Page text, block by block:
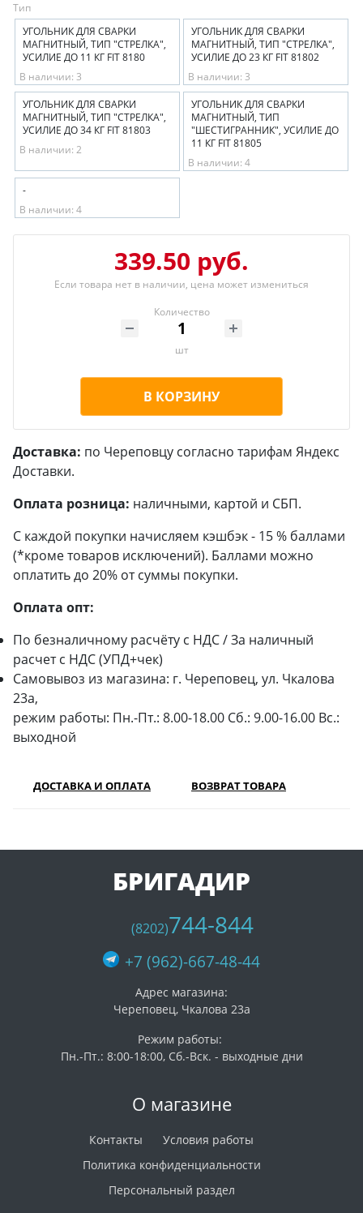
Тип
УГОЛЬНИК ДЛЯ СВАРКИ
МАГНИТНЫЙ, ТИП "СТРЕЛКА",
УСИЛИЕ ДО 11 КГ FIT 8180
В наличии: 3
УГОЛЬНИК ДЛЯ СВАРКИ
МАГНИТНЫЙ, ТИП "СТРЕЛКА",
УСИЛИЕ ДО 23 КГ FIT 81802
В наличии: 3
УГОЛЬНИК ДЛЯ СВАРКИ
МАГНИТНЫЙ, ТИП "СТРЕЛКА",
УСИЛИЕ ДО 34 КГ FIT 81803
В наличии: 2
УГОЛЬНИК ДЛЯ СВАРКИ
МАГНИТНЫЙ, ТИП
"ШЕСТИГРАННИК", УСИЛИЕ ДО
11 КГ FIT 81805
В наличии: 4
-
В наличии: 4
339.50 руб.
Если товара нет в наличии, цена может измениться
Количество
шт
В КОРЗИНУ
Доставка: по Череповцу согласно тарифам Яндекс
Доставки.
Оплата розница: наличными, картой и СБП.
С каждой покупки начисляем кэшбэк - 15 % баллами
(*кроме товаров исключений). Баллами можно
оплатить до 20% от суммы покупки.
Оплата опт:
По безналичному расчёту с НДС / За наличный
расчет с НДС (УПД+чек)
Самовывоз из магазина: г. Череповец, ул. Чкалова
23а,
режим работы: Пн.-Пт.: 8.00-18.00 Сб.: 9.00-16.00 Вс.:
выходной
ДОСТАВКА И ОПЛАТА ВОЗВРАТ ТОВАРА
О магазине
Контакты
Условия работы
Политика конфиденциальности
Персональный раздел
БРИГАДИР
(8202)744-844
+7 (962)-667-48-44
Адрес магазина:
Череповец, Чкалова 23а
Режим работы:
Пн.-Пт.: 8:00-18:00, Сб.-Вск. - выходные дни